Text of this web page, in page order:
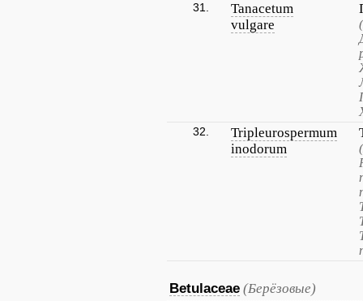
31.
Tanacetum
vulgare
32.
Tripleurospermum
inodorum
Betulaceae (Берёзовые)